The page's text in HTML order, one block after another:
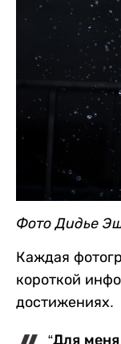
Фото Дидье
Каждая
короткой
достижениях.
“Для